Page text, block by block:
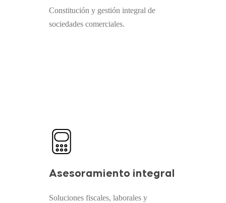
Constitución y gestión integral de
sociedades comerciales.
Asesoramiento integral
Soluciones fiscales, laborales y